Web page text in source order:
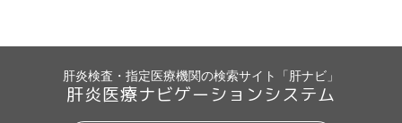
肝炎検査・指定医療機関の検索サイト「肝ナビ」
肝炎医療ナビゲーションシステム